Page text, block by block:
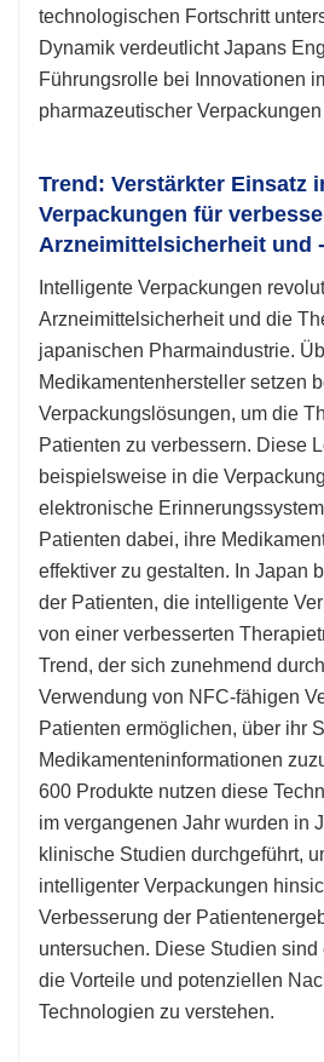
technologischen Fortschritt
Dynamik verdeutlicht Japans
Führungsrolle bei Innovationen
pharmazeutischer
Trend: Verstärkter Einsatz
Verpackungen für
Arzneimittelsicherheit und
Intelligente Verpackungen
Arzneimittelsicherheit und die
japanischen Pharmaindustrie.
Medikamentenhersteller setzen
Verpackungslösungen, um die
Patienten zu verbessern. Diese
beispielsweise in die
elektronische
Patienten dabei, ihre
effektiver zu gestalten. In Japan
der Patienten, die intelligente
von einer verbesserten
Trend, der sich zunehmend
Verwendung von NFC-fähigen
Patienten ermöglichen, über ihr
Medikamenteninformationen
600 Produkte nutzen diese
im vergangenen Jahr wurden in
klinische Studien durchgeführt,
intelligenter Verpackungen
Verbesserung der
untersuchen. Diese Studien
die Vorteile und potenziellen
Technologien zu verstehen.